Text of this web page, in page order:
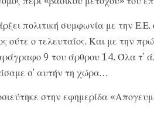
πολιτική συμφωνία με την Ε.Ε.
ούτε ο τελευταίος. Και με την
9 του άρθρου 14. Όλα τ’
σ’ αυτήν τη χώρα…
στην εφημερίδα